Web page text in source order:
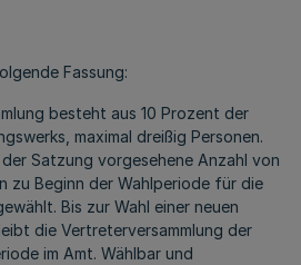
Fassung:
besteht aus 10 Prozent der
maximal dreißig Personen.
Satzung vorgesehene Anzahl von
zu Beginn der Wahlperiode für die
Bis zur Wahl einer neuen
die Vertreterversammlung der
im Amt. Wählbar und